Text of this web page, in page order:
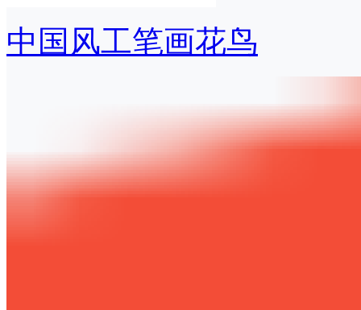
中国风工笔画花鸟